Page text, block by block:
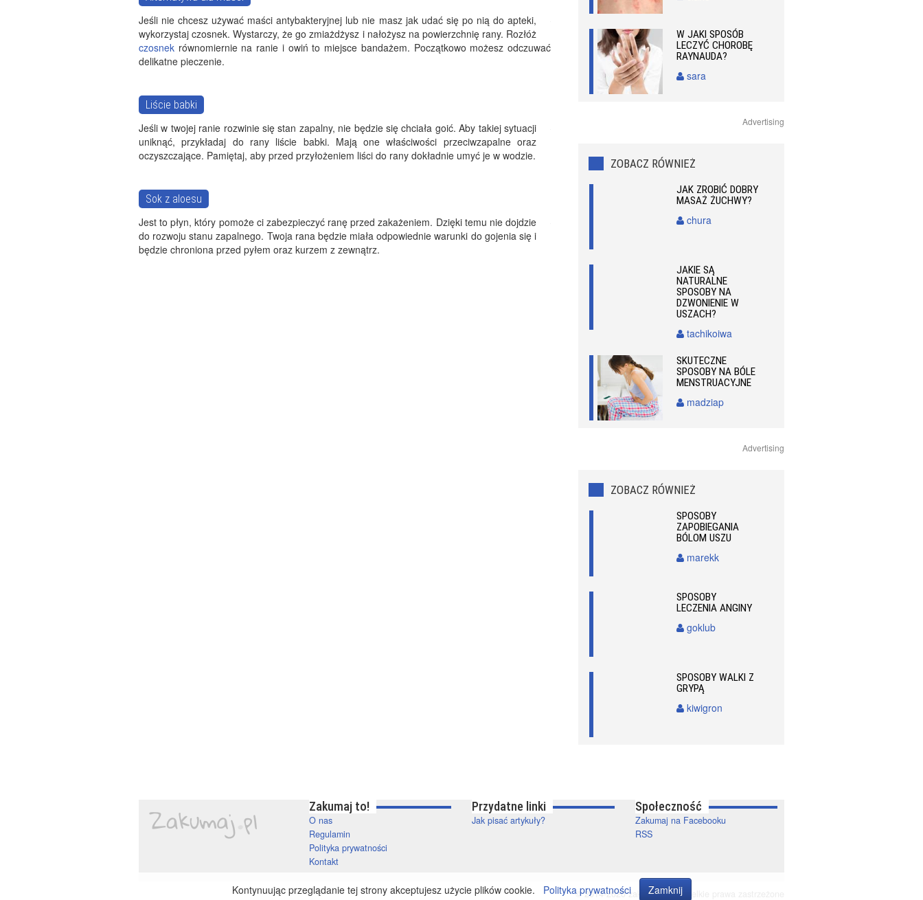
Jeśli nie chcesz używać maści antybakteryjnej lub nie masz jak udać się po nią do apteki,
wykorzystaj czosnek. Wystarczy, że go zmiażdżysz i nałożysz na powierzchnię rany. Rozłóż
czosnek równomiernie na ranie i owiń to miejsce bandażem. Początkowo możesz odczuwać
delikatne pieczenie.
Liście babki
Jeśli w twojej ranie rozwinie się stan zapalny, nie będzie się chciała goić. Aby takiej sytuacji
uniknąć, przykładaj do rany liście babki. Mają one właściwości przeciwzapalne oraz
oczyszczające. Pamiętaj, aby przed przyłożeniem liści do rany dokładnie umyć je w wodzie.
Sok z aloesu
Jest to płyn, który pomoże ci zabezpieczyć ranę przed zakażeniem. Dzięki temu nie dojdzie
do rozwoju stanu zapalnego. Twoja rana będzie miała odpowiednie warunki do gojenia się i
będzie chroniona przed pyłem oraz kurzem z zewnątrz.
W JAKI SPOSÓB
LECZYĆ CHOROBĘ
RAYNAUDA?
sara
Advertising
ZOBACZ RÓWNIEŻ
JAK ZROBIĆ DOBRY
MASAŻ ŻUCHWY?
chura
JAKIE SĄ
NATURALNE
SPOSOBY NA
DZWONIENIE W
USZACH?
tachikoiwa
SKUTECZNE
SPOSOBY NA BÓLE
MENSTRUACYJNE
madziap
Advertising
ZOBACZ RÓWNIEŻ
SPOSOBY
ZAPOBIEGANIA
BÓLOM USZU
marekk
SPOSOBY
LECZENIA ANGINY
goklub
SPOSOBY WALKI Z
GRYPĄ
kiwigron
Zakumaj to!
O nas
Regulamin
Polityka prywatności
Kontakt
Przydatne linki
Jak pisać artykuły?
Społeczność
Zakumaj na Facebooku
RSS
© 2014-2020 zakumaj.pl. Wszelkie prawa zastrzeżone
Kontynuując przeglądanie tej strony akceptujesz użycie plików cookie. Polityka prywatności Zamknij